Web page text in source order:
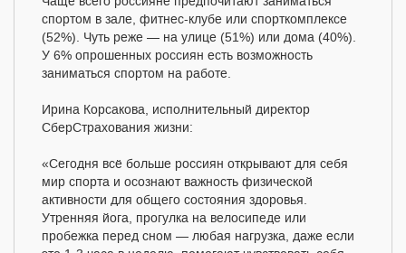
спортом в зале, фитнес-клубе или спорткомплексе
(52%). Чуть реже — на улице (51%) или дома (40%).
У 6% опрошенных россиян есть возможность
заниматься спортом на работе.
Ирина Корсакова, исполнительный директор
СберСтрахования жизни:
«Сегодня всё больше россиян открывают для себя
мир спорта и осознают важность физической
активности для общего состояния здоровья.
Утренняя йога, прогулка на велосипеде или
пробежка перед сном — любая нагрузка, даже если